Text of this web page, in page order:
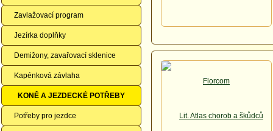
Zavlažovací program
Jezírka doplňky
Demižony, zavařovací sklenice
Kapénková závlaha
KONĚ A JEZDECKÉ POTŘEBY
Potřeby pro jezdce